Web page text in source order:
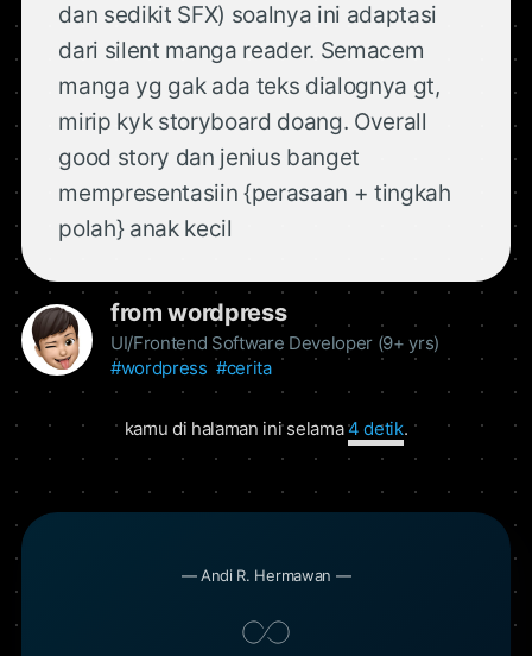
dan sedikit SFX) soalnya ini adaptasi
dari silent manga reader. Semacem
manga yg gak ada teks dialognya gt,
mirip kyk storyboard doang. Overall
good story dan jenius banget
mempresentasiin {perasaan + tingkah
polah} anak kecil
from wordpress
UI/Frontend Software Developer (9+ yrs)
#wordpress #cerita
kamu di halaman ini selama5 detik.
— Andi R. Hermawan —